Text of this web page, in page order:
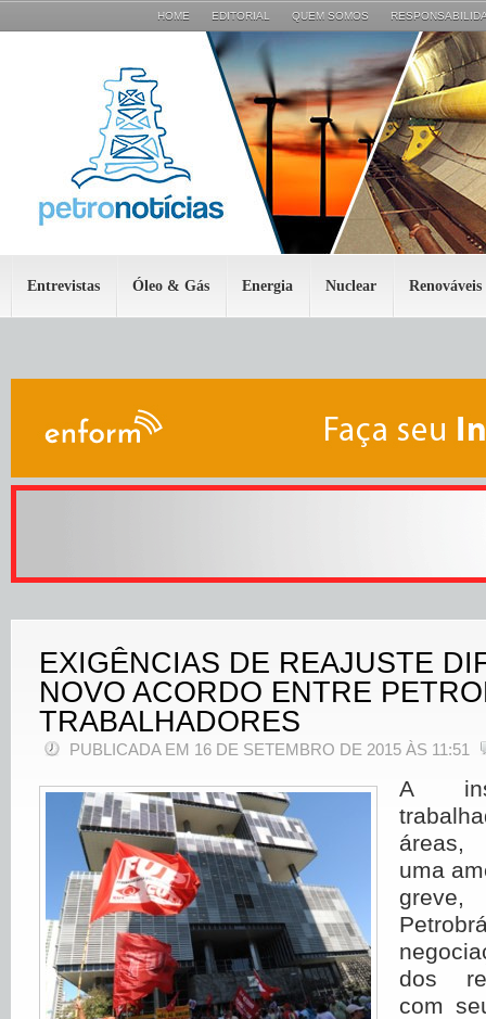
HOME EDITORIAL QUEM SOMOS
Entrevistas Óleo & Gás Energia Nuclear Renováveis
EXIGÊNCIAS DE REAJUSTE
NOVO ACORDO ENTRE
TRABALHADORES
PUBLICADA EM 16 DE SETEMBRO DE 2015 ÀS 11:51
A
áreas,
uma
greve,
dos
com